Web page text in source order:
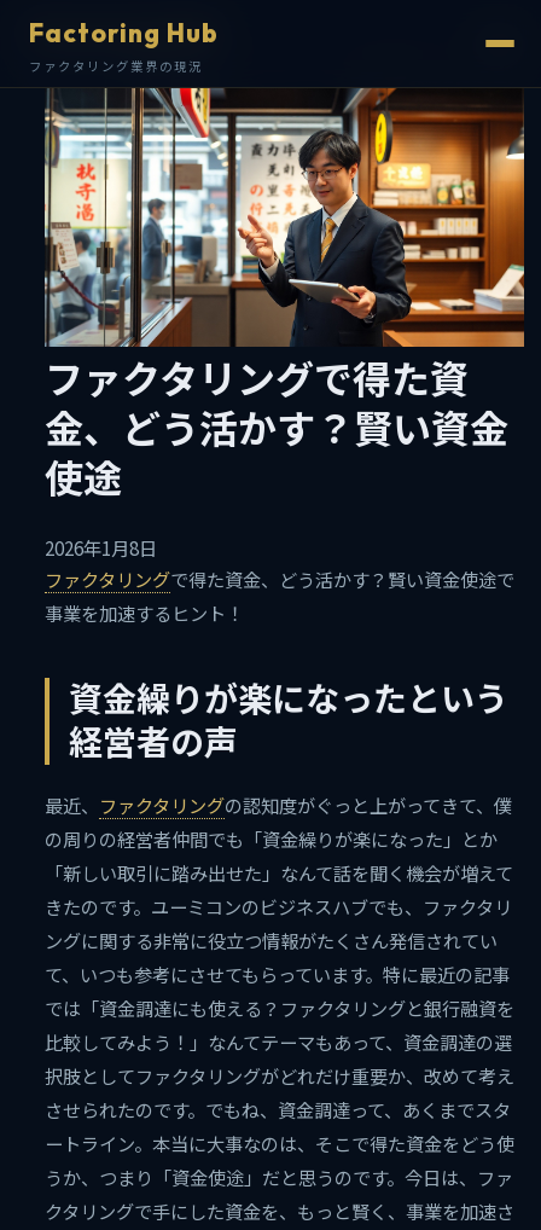
Factoring Hub
ファクタリング業界の現況
Factoring Hub
ファクタリング業界の現況
ファクタリングで得た資
金、どう活かす？賢い資金
使途
2026年1月8日
ファクタリングで得た資金、どう活かす？賢い資金使途で
事業を加速するヒント！
資金繰りが楽になったという
経営者の声
最近、 ファクタリングの認知度がぐっと上がってきて、僕
の周りの経営者仲間でも「資金繰りが楽になった」とか
「新しい取引に踏み出せた」なんて話を聞く機会が増えて
きたのです。ユーミコンのビジネスハブでも、ファクタリ
ングに関する非常に役立つ情報がたくさん発信されてい
て、いつも参考にさせてもらっています。特に最近の記事
では「資金調達にも使える？ファクタリングと銀行融資を
比較してみよう！」なんてテーマもあって、資金調達の選
択肢としてファクタリングがどれだけ重要か、改めて考え
させられたのです。でもね、資金調達って、あくまでスタ
ートライン。本当に大事なのは、そこで得た資金をどう使
うか、つまり「資金使途」だと思うのです。今日は、ファ
クタリングで手にした資金を、もっと賢く、事業を加速さ